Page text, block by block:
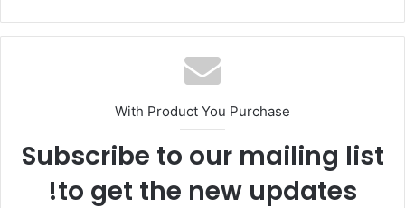
With Product You Purchase
Subscribe to our mailing list
to get the new updates!